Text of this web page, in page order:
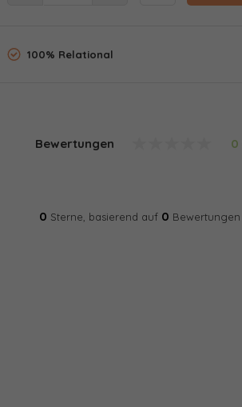
100% Relational
Bewertungen 0
0 Sterne, basierend auf 0 Bewertungen